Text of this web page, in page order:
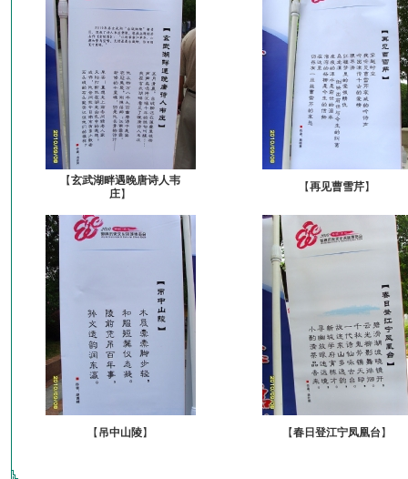
【玄武湖畔遇晚唐诗人韦
庄】
【再见曹雪芹】
【 吊中山陵】 【春日登江宁凤凰台】